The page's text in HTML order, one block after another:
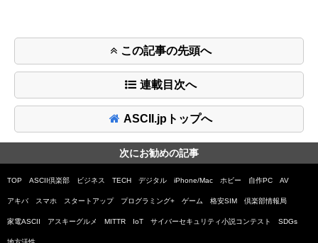
この記事の先頭へ
連載目次へ
ASCII.jpトップへ
次にお勧めの記事
TOP ASCII倶楽部 ビジネス TECH デジタル iPhone/Mac ホビー 自作PC AV
アキバ スマホ スタートアップ プログラミング+ ゲーム 格安SIM 倶楽部情報局
家電ASCII アスキーグルメ MITTR IoT サイバーセキュリティ小説コンテスト SDGs